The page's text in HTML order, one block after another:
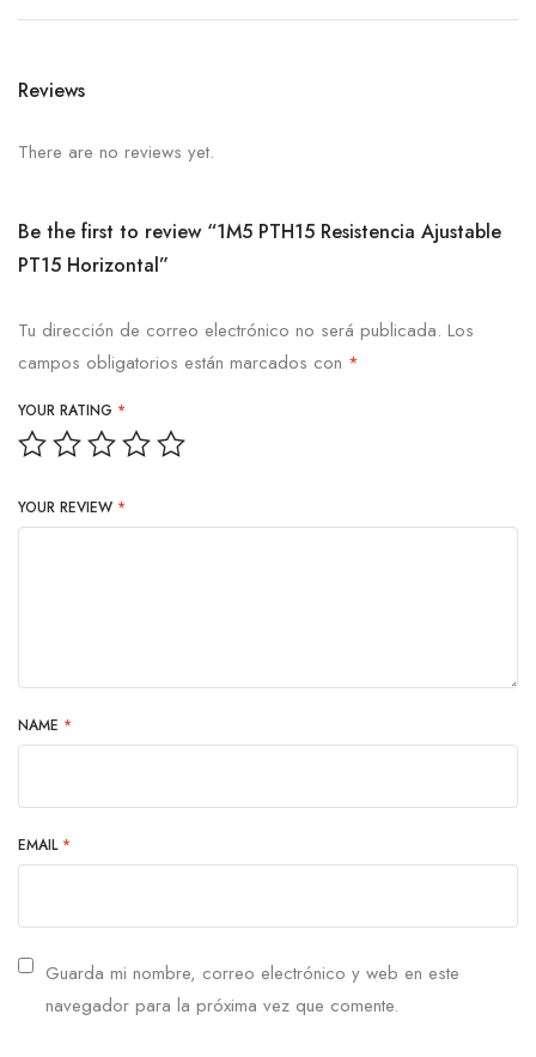
Reviews
There are no reviews yet.
Be the first to review “1M5 PTH15 Resistencia Ajustable
PT15 Horizontal”
Tu dirección de correo electrónico no será publicada. Los
campos obligatorios están marcados con *
YOUR RATING *
YOUR REVIEW *
NAME *
EMAIL *
Guarda mi nombre, correo electrónico y web en este
navegador para la próxima vez que comente.